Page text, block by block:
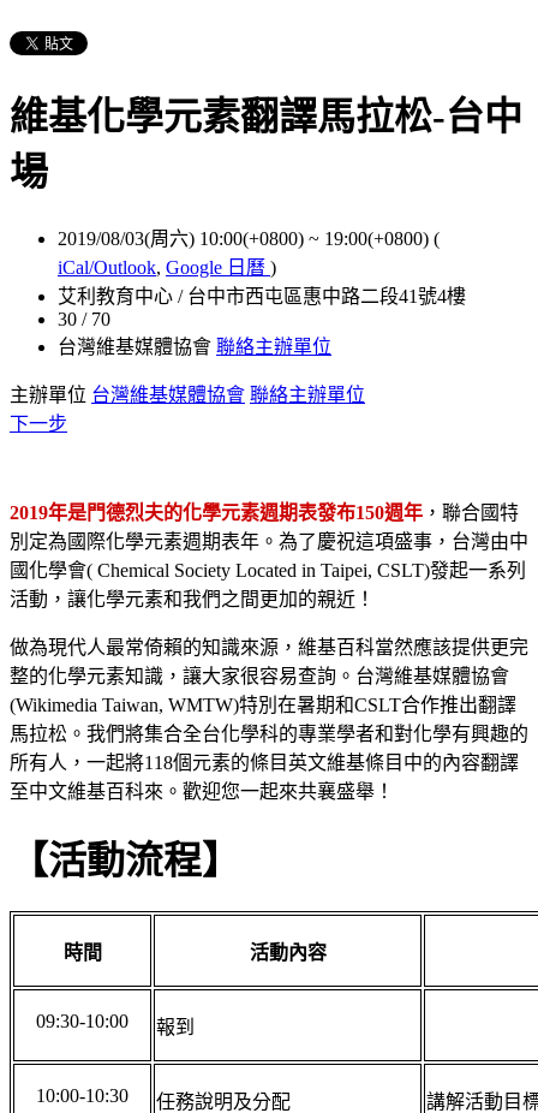
維基化學元素翻譯馬拉松-台中
場
2019/08/03(周六) 10:00(+0800) ~ 19:00(+0800) (
iCal/Outlook, Google 日曆 )
艾利教育中心 / 台中市西屯區惠中路二段41號4樓
30 / 70
台灣維基媒體協會 聯絡主辦單位
主辦單位 台灣維基媒體協會 聯絡主辦單位
下一步
2019年是門德烈夫的化學元素週期表發布150週年 ，聯合國特
別定為國際化學元素週期表年。為了慶祝這項盛事，台灣由中
國化學會( Chemical Society Located in Taipei, CSLT)發起一系列
活動，讓化學元素和我們之間更加的親近！
做為現代人最常倚賴的知識來源，維基百科當然應該提供更完
整的化學元素知識，讓大家很容易查詢。台灣維基媒體協會
(Wikimedia Taiwan, WMTW)特別在暑期和CSLT合作推出翻譯
馬拉松。我們將集合全台化學科的專業學者和對化學有興趣的
所有人，一起將118個元素的條目英文維基條目中的內容翻譯
至中文維基百科來。歡迎您一起來共襄盛舉！
【活動流程】
時間 活動內容
09:30-10:00 報到
10:00-10:30 任務說明及分配 講解活動目